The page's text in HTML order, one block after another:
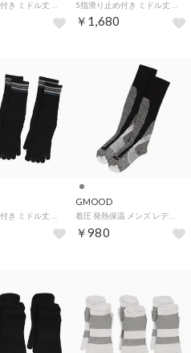
￥1,680
5指滑り止め付き ミドル丈 メンズ レディース 3Pソックス スポーツ 靴下 （ブラック）
GMOOD
着圧 発熱保温 メンズ レディース 防寒ソックス スポーツ 靴下 （グレー）
￥980